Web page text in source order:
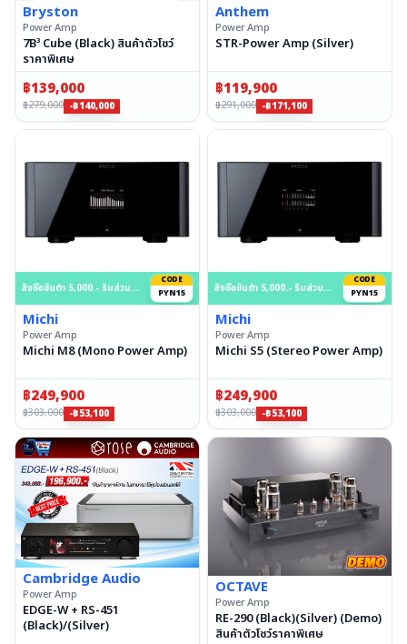
Bryston
Power Amp
7B³ Cube (Black) สินค้าตัวโชว์
ราคาพิเศษ
฿139,000
฿279,000 -฿140,000
Anthem
Power Amp
STR-Power Amp (Silver)
฿119,900
฿291,000 -฿171,100
สั่งซื้อขั้นต่ำ 5,000.- รับส่วนลด 15% สูงสุด 50,000.- บาท
CODE
PYN15
Michi
Power Amp
Michi M8 (Mono Power Amp)
฿249,900
฿303,000 -฿53,100
สั่งซื้อขั้นต่ำ 5,000.- รับส่วนลด 15% สูงสุด 50,000.- บาท
CODE
PYN15
Michi
Power Amp
Michi S5 (Stereo Power Amp)
฿249,900
฿303,000 -฿53,100
Cambridge Audio
Power Amp
EDGE-W + RS-451
(Black)/(Silver)
OCTAVE
Power Amp
RE-290 (Black)(Silver) (Demo)
สินค้าตัวโชว์ราคาพิเศษ